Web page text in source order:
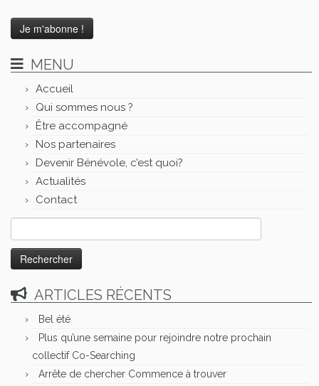
MENU
Accueil
Qui sommes nous ?
Être accompagné
Nos partenaires
Devenir Bénévole, c’est quoi?
Actualités
Contact
ARTICLES RÉCENTS
Bel été
Plus qu’une semaine pour rejoindre notre prochain
collectif Co-Searching
Arrête de chercher Commence à trouver